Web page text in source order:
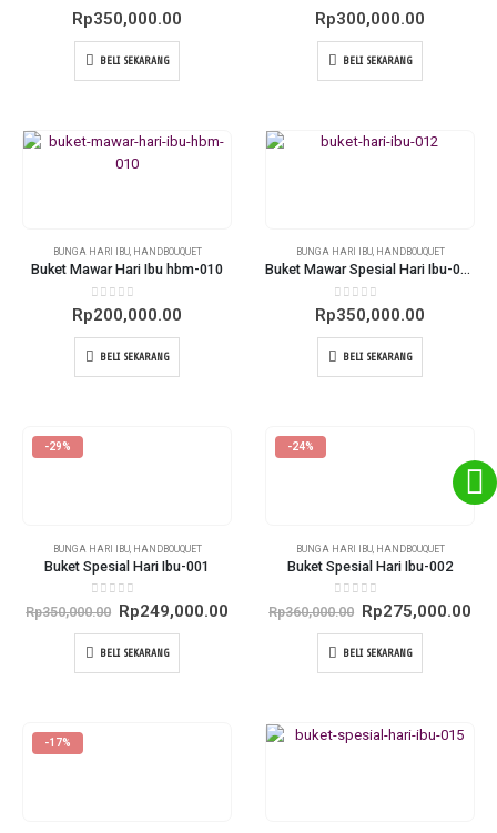
0out of 5
Rp350,000.00
BELI SEKARANG
0out of 5
Rp300,000.00
BELI SEKARANG
BUNGA HARI IBU, HANDBOUQUET
Buket Mawar Hari Ibu hbm-010
0out of 5
Rp200,000.00
BELI SEKARANG
BUNGA HARI IBU, HANDBOUQUET
Buket Mawar Spesial Hari Ibu-012
0out of 5
Rp350,000.00
BELI SEKARANG
-29%
BUNGA HARI IBU HANDBOUQUET
Buket Spesial Hari Ibu-001
0out of 5
Rp350,000.00 Original
was:
Rp350,000.00.
Rp249,000.00Current
Rp249,000.00.
BELI SEKARANG
-24%
BUNGA HARI IBU HANDBOUQUET
Buket Spesial Hari Ibu-002
0out of 5
Rp360,000.00 Original
was:
Rp360,000.00.
Rp275,000.00
BELI SEKARANG
-17%